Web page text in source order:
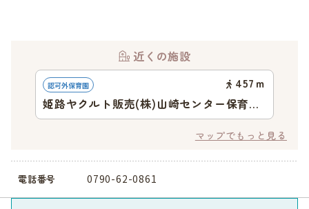
近くの施設
認可外保育園 457 ｍ
姫路ヤクルト販売(株)山崎センター保育所
(バンビルーム)
マップでもっと見る
電話番号 0790-62-0861